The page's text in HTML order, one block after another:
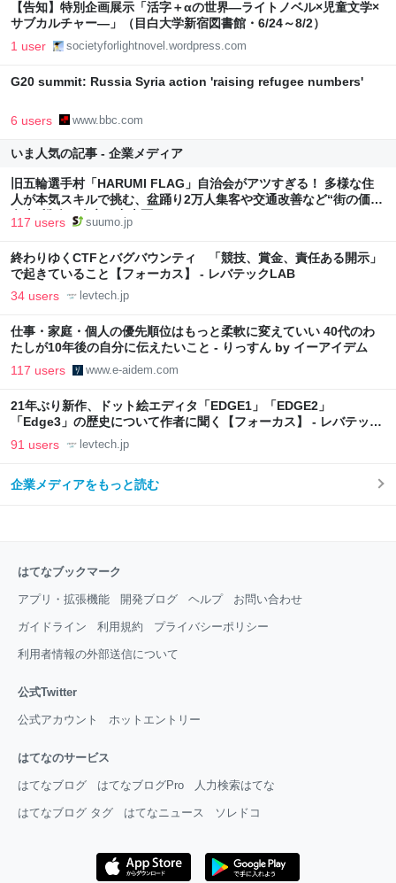
【告知】特別企画展示「活字＋αの世界―ライトノベル×児童文学×
サブカルチャー―」（目白大学新宿図書館・6/24～8/2）
1 user societyforlightnovel.wordpress.com
G20 summit: Russia Syria action 'raising refugee numbers'
6 users www.bbc.com
いま人気の記事 - 企業メディア
旧五輪選手村「HARUMI FLAG」自治会がアツすぎる！ 多様な住
人が本気スキルで挑む、盆踊り2万人集客や交通改善など“街の価値
向上”戦略 東京・中央区
117 users suumo.jp
終わりゆくCTFとバグバウンティ 「競技、賞金、責任ある開示」
で起きていること【フォーカス】 - レバテックLAB
34 users levtech.jp
仕事・家庭・個人の優先順位はもっと柔軟に変えていい 40代のわ
たしが10年後の自分に伝えたいこと - りっすん by イーアイデム
117 users www.e-aidem.com
21年ぶり新作、ドット絵エディタ「EDGE1」「EDGE2」
「Edge3」の歴史について作者に聞く【フォーカス】 - レバテック
LAB
91 users levtech.jp
企業メディアをもっと読む
はてなブックマーク
アプリ・拡張機能 開発ブログ ヘルプ お問い合わせ
ガイドライン 利用規約 プライバシーポリシー
利用者情報の外部送信について
公式Twitter
公式アカウント ホットエントリー
はてなのサービス
はてなブログ はてなブログPro 人力検索はてな
はてなブログ タグ はてなニュース ソレドコ